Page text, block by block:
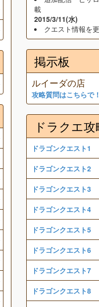
載
2015/3/11(水)
クエスト情報を
掲示板
ルイーダの店
攻略質問はこちらで！
ドラクエ
ドラゴンクエスト1
ドラゴンクエスト2
ドラゴンクエスト3
ドラゴンクエスト4
ドラゴンクエスト5
ドラゴンクエスト6
ドラゴンクエスト7
ドラゴンクエスト8